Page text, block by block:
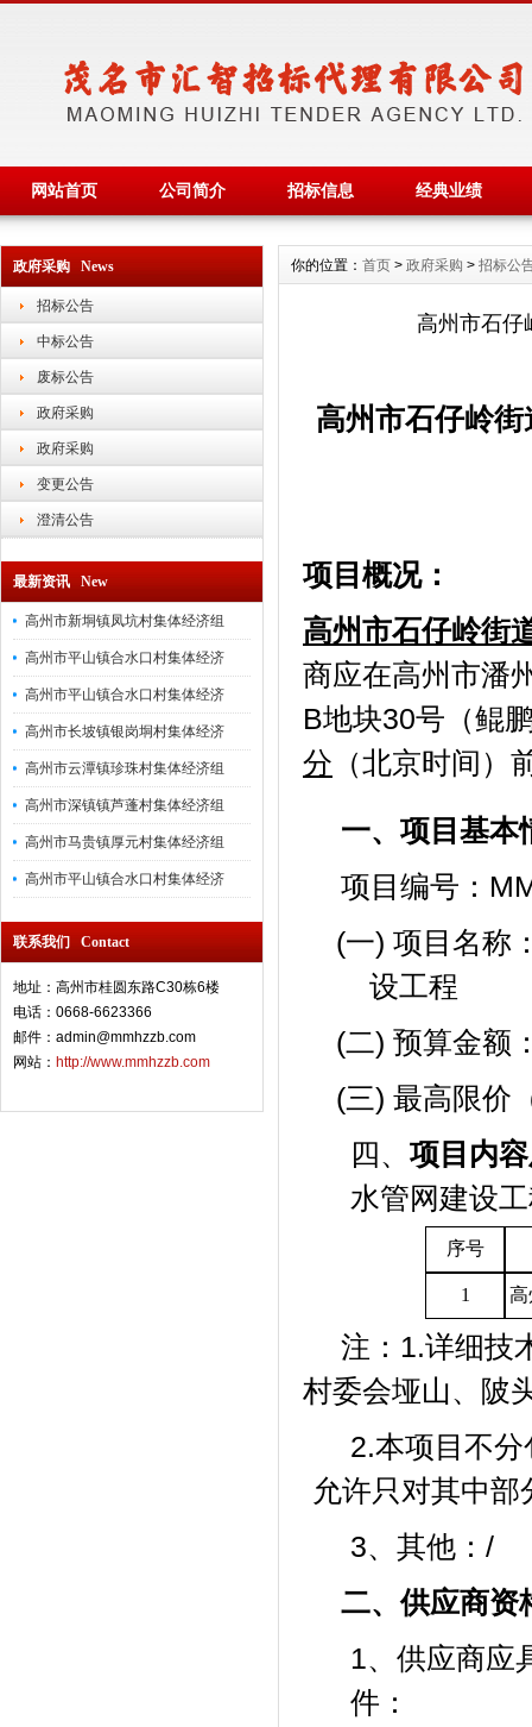
网站首页 公司简介 招标信息 经典业绩
政府采购 News
招标公告
中标公告
废标公告
政府采购
政府采购
变更公告
澄清公告
最新资讯 New
高州市新垌镇凤坑村集体经济组
高州市平山镇合水口村集体经济
高州市平山镇合水口村集体经济
高州市长坡镇银岗垌村集体经济
高州市云潭镇珍珠村集体经济组
高州市深镇镇芦蓬村集体经济组
高州市马贵镇厚元村集体经济组
高州市平山镇合水口村集体经济
联系我们 Contact
地址：高州市桂圆东路C30栋6楼
电话：0668-6623366
邮件：admin@mmhzzb.com
网站： http://www.mmhzzb.com
你的位置： 首页 > 政府采购 > 招标公
高州市石仔
高州市石仔岭
项目概况：
高州市石仔岭街
商应在高州市潘
B地块30号（鲲
分 （北京时间）
一、项目基本
项目编号：
(一) 项目名称
设工程
(二) 预算金额
(三) 最高限价
四、项目内
水管网建设
序号
1 高
注： 1.详细技
村委会垭山、陂
2.本项目不
允许只对其中
3、其他：/
二、供应商资
1、供应商应
件：